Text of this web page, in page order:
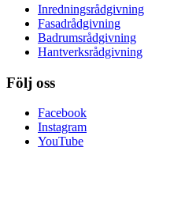
Inredningsrådgivning
Fasadrådgivning
Badrumsrådgivning
Hantverksrådgivning
Följ oss
Facebook
Instagram
YouTube